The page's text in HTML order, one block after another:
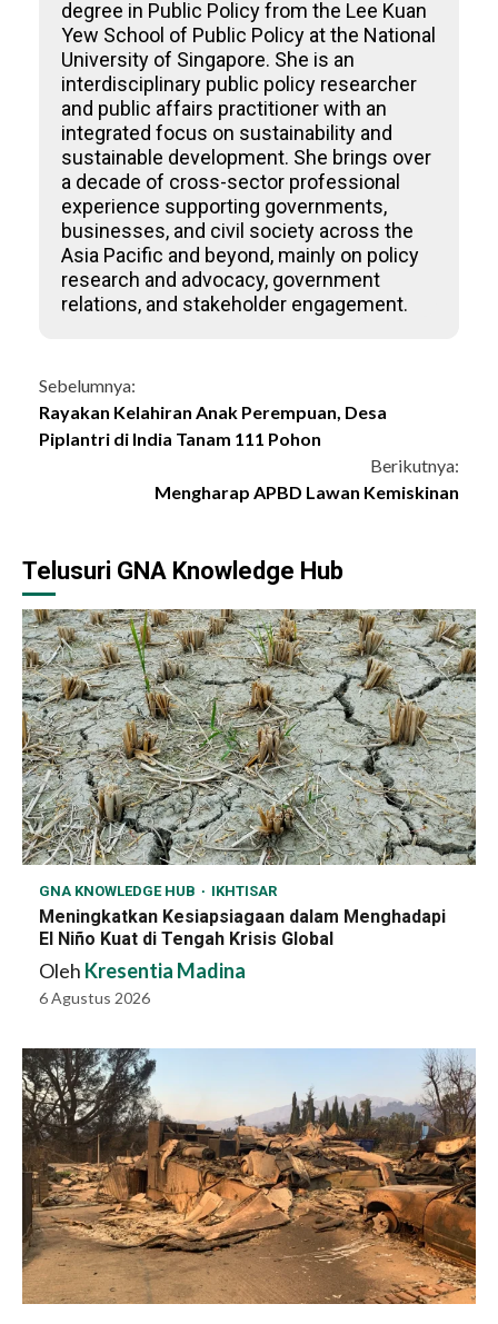
degree in Public Policy from the Lee Kuan
Yew School of Public Policy at the National
University of Singapore. She is an
interdisciplinary public policy researcher
and public affairs practitioner with an
integrated focus on sustainability and
sustainable development. She brings over
a decade of cross-sector professional
experience supporting governments,
businesses, and civil society across the
Asia Pacific and beyond, mainly on policy
research and advocacy, government
relations, and stakeholder engagement.
Continue
Reading
Sebelumnya:
Rayakan Kelahiran Anak Perempuan, Desa
Piplantri di India Tanam 111 Pohon
Berikutnya:
Mengharap APBD Lawan Kemiskinan
Telusuri GNA Knowledge Hub
GNA KNOWLEDGE HUB IKHTISAR
Meningkatkan Kesiapsiagaan dalam Menghadapi
El Niño Kuat di Tengah Krisis Global
Oleh Kresentia Madina
6 Agustus 2026